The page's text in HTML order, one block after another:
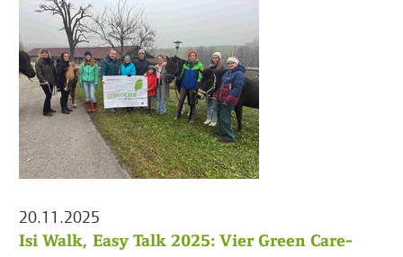
20.11.2025
Isi Walk, Easy Talk 2025: Vier Green Care-